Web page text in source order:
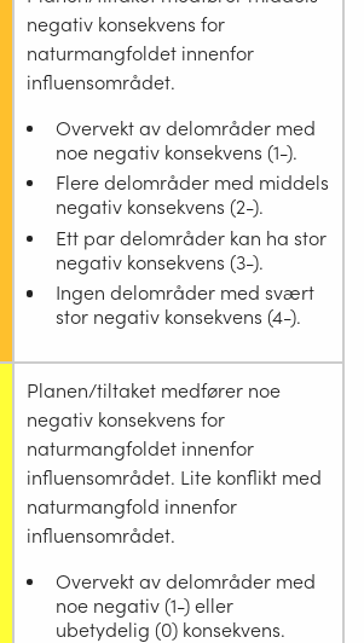
negativ konsekvens for
naturmangfoldet innenfor
influensområdet.
Overvekt av delområder med
noe negativ konsekvens (1-).
Flere delområder med middels
negativ konsekvens (2-).
Ett par delområder kan ha stor
negativ konsekvens (3-).
Ingen delområder med svært
stor negativ konsekvens (4-).
Planen/tiltaket medfører noe
negativ konsekvens for
naturmangfoldet innenfor
influensområdet. Lite konflikt med
naturmangfold innenfor
influensområdet.
Overvekt av delområder med
noe negativ (1-) eller
ubetydelig (0) konsekvens.